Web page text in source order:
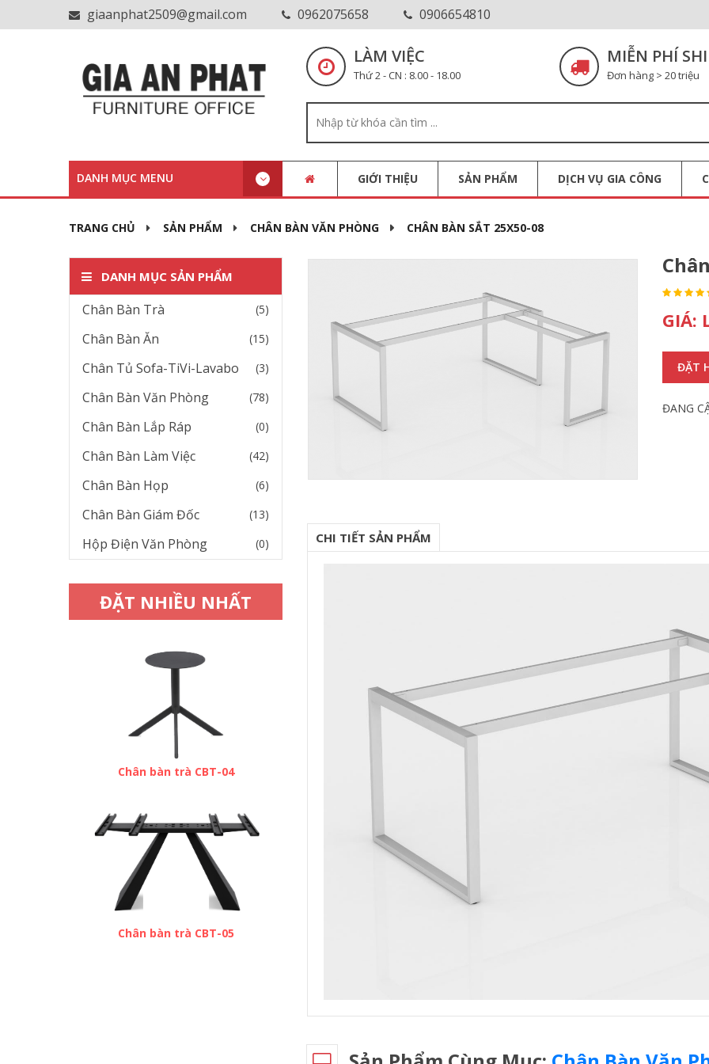
giaanphat2509@gmail.com 0962075658 0906654810
LÀM VIỆC
Thứ 2 - CN : 8.00 - 18.00
MIỄN PHÍ
Đơn hàng > 20 triệu
DANH MỤC MENU GIỚI THIỆU SẢN PHẨM DỊCH VỤ GIA CÔNG
TRANG CHỦ SẢN PHẨM CHÂN BÀN VĂN PHÒNG CHÂN BÀN SẮT 25X50-08
DANH MỤC SẢN PHẨM
Chân Bàn Trà (5)
Chân Bàn Ăn (15)
Chân Tủ Sofa-TiVi-Lavabo (3)
Chân Bàn Văn Phòng (78)
Chân Bàn Lắp Ráp (0)
Chân Bàn Làm Việc (42)
Chân Bàn Họp (6)
Chân Bàn Giám Đốc (13)
Hộp Điện Văn Phòng (0)
ĐẶT NHIỀU NHẤT
Chân bàn trà CBT-04
Chân bàn trà CBT-05
GIÁ:
ĐẶT
ĐANG
CHI TIẾT SẢN PHẨM